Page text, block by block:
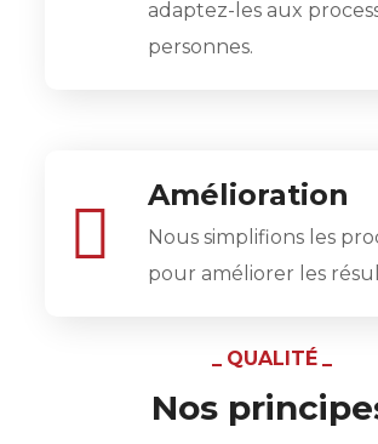
adaptez-les aux
personnes.
Amélioration
Nous simplifions les
pour améliorer les
QUALITÉ
Nos